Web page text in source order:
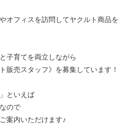
オフィスを訪問してヤクルト商品を
子育てを両立しながら
販売スタッフ》を募集しています！
といえば
ので
案内いただけます♪